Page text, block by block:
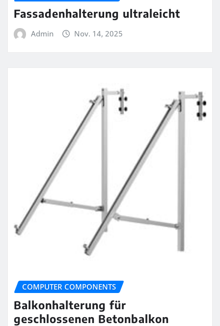
Fassadenhalterung ultraleicht
Admin Nov. 14, 2025
COMPUTER COMPONENTS
Balkonhalterung für
geschlossenen Betonbalkon